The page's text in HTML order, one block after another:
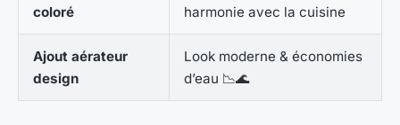
coloré
harmonie avec la cuisine
Ajout aérateur
design
Look moderne & économies
d’eau 📉🌊